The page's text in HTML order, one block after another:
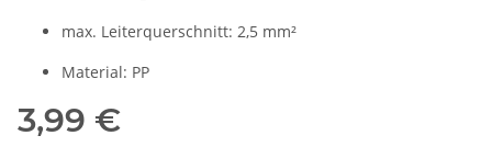
max. Leiterquerschnitt: 2,5 mm²
Material: PP
3,99 €